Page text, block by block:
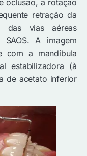
oclusão, a rotação
retração da
das vias aéreas
A imagem
com a mandíbula
estabilizadora (à
de acetato inferior